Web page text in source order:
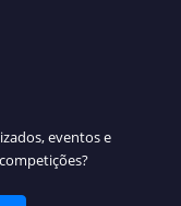
eventos e